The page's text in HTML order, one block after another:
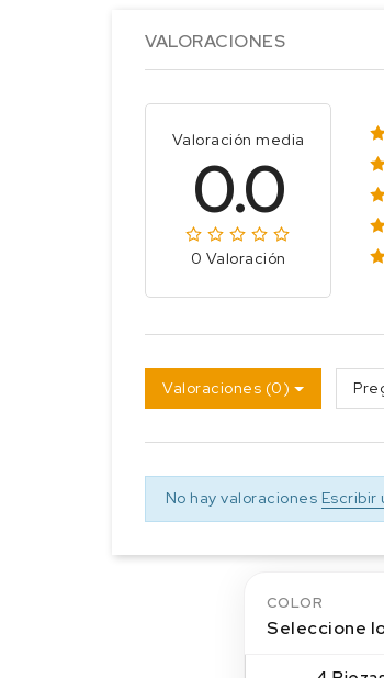
VALORACIONES
Valoración media
0.0
0 Valoración
Valoraciones (0)
No hay valoraciones Escribir
COLOR
Seleccione